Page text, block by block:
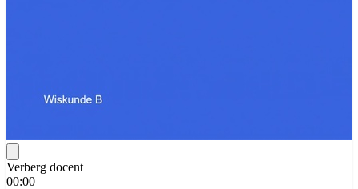
Verberg docent
00:00